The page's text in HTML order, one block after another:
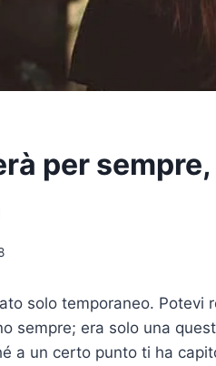
per
solo temporaneo. Potevi
sempre; era solo una
a un certo punto ti ha